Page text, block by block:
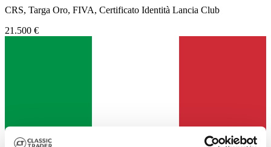
CRS, Targa Oro, FIVA, Certificato Identità Lancia Club
21.500 €